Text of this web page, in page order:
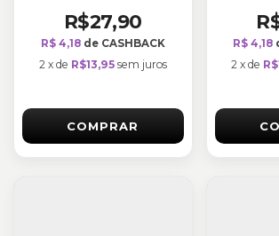
R$27,90
R$ 4,18de CASHBACK
2 x de R$13,95 sem juros
COMPRAR
R$ 4,18
2 xde